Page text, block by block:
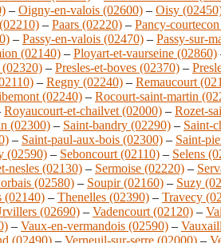
– Oigny-en-valois (02600) – Oisy
– Paars (02220) – Pancy-
– Passy-en-valois (02470) – Passy-sur-
(02140) – Ployart-et-vaurseine (02860)
(02320) – Presles-et-boves (02370) –
– Regny (02240) – Remaucourt
(02240) – Rocourt-saint-martin
Royaucourt-et-chailvet (02000) – Rozet-
(02300) – Saint-bandry (02290) – Saint-
– Saint-paul-aux-bois (02300) – Saint-
(02590) – Seboncourt (02110) – Selens
nesles (02130) – Sermoise (02220) –
(02580) – Soupir (02160) – Suzy
(02140) – Thenelles (02390) – Travecy
(02690) – Vadencourt (02120) –
– Vaux-en-vermandois (02590) –
(02490) – Verneuil-sur-serre (02000) –